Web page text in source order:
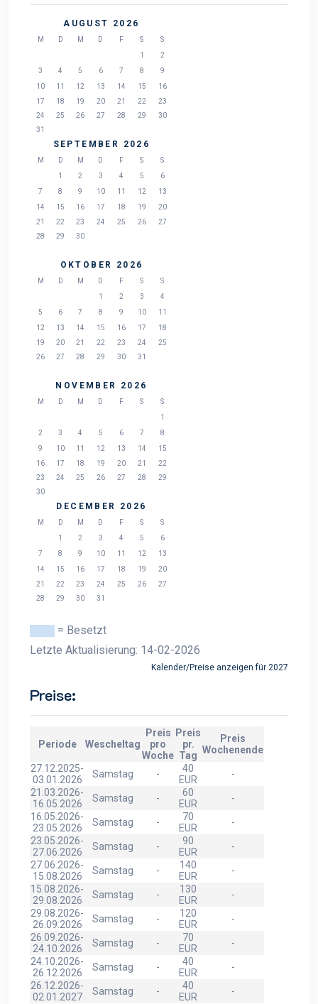
AUGUST 2026
M D M D F S
S
1
2
3
4 5 6 7 8
9
10
11 12 13 14 15
16
17
18 19 20 21 22
23
24
25 26 27 28 29
30
31
SEPTEMBER 2026
M D M D F S
S
1
2 3 4 5
6
7
8 9 10 11 12
13
14
15 16 17 18 19
20
21
22 23 24 25 26
27
28
29 30
OKTOBER 2026
M D M D F S
S
1
2 3
4
5
6 7 8 9 10
11
12
13 14 15 16 17
18
19
20 21 22 23 24
25
26
27 28 29 30 31
NOVEMBER 2026
M D M D F S
S
1
2
3 4 5 6 7
8
9
10 11 12 13 14
15
16
17 18 19 20 21
22
23
24 25 26 27 28
29
30
DECEMBER 2026
M D M D F S
S
1
2 3 4 5
6
7
8 9 10 11 12
13
14
15 16 17 18 19
20
21
22 23 24 25 26
27
28
29 30 31
= Besetzt
Letzte Aktualisierung: 14-02-2026
Kalender/Preise anzeigen für 2027
Preise:
Periode Wescheltag
Preis
pro
Woche
Preis
pr.
Tag
Preis
Wochenende
27.12.2025-
03.01.2026
Samstag -
40
EUR
-
21.03.2026-
16.05.2026
Samstag -
60
EUR
-
16.05.2026-
23.05.2026
Samstag -
70
EUR
-
23.05.2026-
27.06.2026
Samstag -
90
EUR
-
27.06.2026-
15.08.2026
Samstag -
140
EUR
-
15.08.2026-
29.08.2026
Samstag -
130
EUR
-
29.08.2026-
26.09.2026
Samstag -
120
EUR
-
26.09.2026-
24.10.2026
Samstag -
70
EUR
-
24.10.2026-
26.12.2026
Samstag -
40
EUR
-
26.12.2026-
02.01.2027
Samstag -
40
EUR
-